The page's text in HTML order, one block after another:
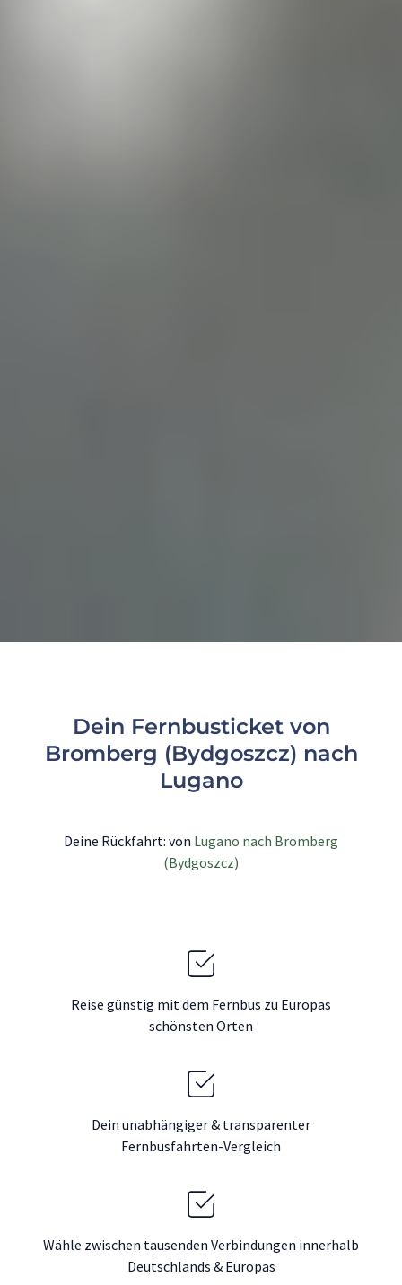
Dein Fernbusticket von
Bromberg (Bydgoszcz) nach
Lugano
Deine Rückfahrt: von Lugano nach Bromberg
(Bydgoszcz)
Reise günstig mit dem Fernbus zu Europas
schönsten Orten
Dein unabhängiger & transparenter
Fernbusfahrten-Vergleich
Wähle zwischen tausenden Verbindungen innerhalb
Deutschlands & Europas